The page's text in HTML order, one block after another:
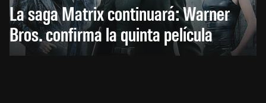
La saga Matrix continuará: Warner
Bros. confirma la quinta película